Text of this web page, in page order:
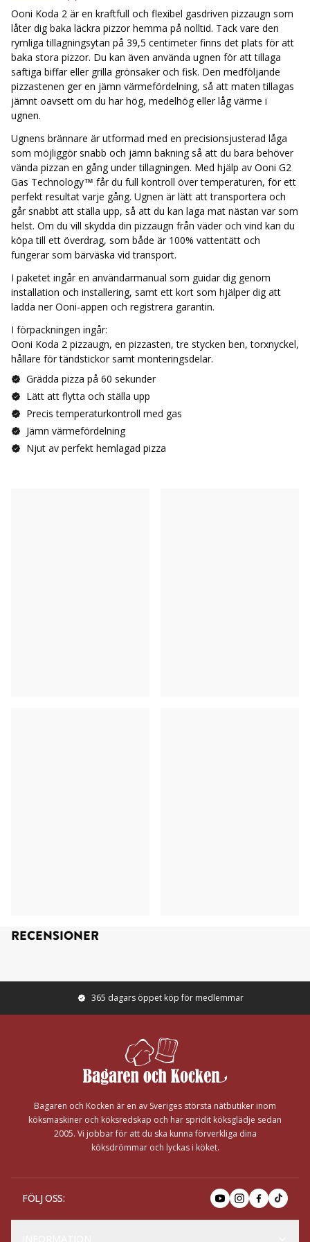
Ooni Koda 2 pizzaugn, en pizzasten, tre stycken ben, torxnyckel,
hållare för tändstickor samt monteringsdelar.
Ooni Koda 2 är en kraftfull och flexibel gasdriven pizzaugn som
låter dig baka läckra pizzor hemma på nolltid. Tack vare den
rymliga tillagningsytan på 39,5 centimeter finns det plats för att
baka stora pizzor. Du kan även använda ugnen för att tillaga
saftiga biffar eller grilla grönsaker och fisk. Den medföljande
pizzastenen ger en jämn värmefördelning, så att maten tillagas
jämnt oavsett om du har hög, medelhög eller låg värme i
ugnen.
Ugnens brännare är utformad med en precisionsjusterad låga
som möjliggör snabb och jämn bakning så att du bara behöver
vända pizzan en gång under tillagningen. Med hjälp av Ooni G2
Gas Technology™ får du full kontroll över temperaturen, för ett
perfekt resultat varje gång. Ugnen är lätt att transportera och
går snabbt att ställa upp, så att du kan laga mat nästan var som
helst. Om du vill skydda din pizzaugn från väder och vind kan du
köpa till ett överdrag, som både är 100% vattentätt och
fungerar som bärväska vid transport.
I paketet ingår en användarmanual som guidar dig genom
installation och installering, samt ett kort som hjälper dig att
ladda ner Ooni-appen och registrera garantin.
I förpackningen ingår:
Ooni Koda 2 pizzaugn, en pizzasten, tre stycken ben, torxnyckel,
hållare för tändstickor samt monteringsdelar.
Grädda pizza på 60 sekunder
Lätt att flytta och ställa upp
Precis temperaturkontroll med gas
Jämn värmefördelning
Njut av perfekt hemlagad pizza
RECENSIONER
365 dagars öppet köp för medlemmar
Bagaren och Kocken är en av Sveriges största nätbutiker inom
köksmaskiner och köksredskap och har spridit köksglädje sedan
2005. Vi jobbar för att du ska kunna förverkliga dina
köksdrömmar och lyckas i köket.
FÖLJ OSS: